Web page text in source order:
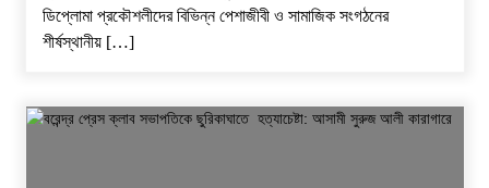
ডিপ্লোমা প্রকৌশলীদের বিভিন্ন পেশাজীবী ও সামাজিক সংগঠনের
শীর্ষস্থানীয় […]